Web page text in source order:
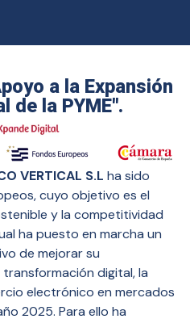
a la Expansión
de la PYME".
VERTICAL S.L ha sido
cuyo objetivo es el
y la competitividad
ha puesto en marcha un
de mejorar su
digital, la
electrónico en mercados
2025. Para ello ha